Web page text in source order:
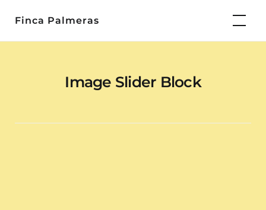
content
Finca Palmeras
Image Slider Block